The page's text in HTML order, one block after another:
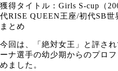
獲得タイトル：Girls S-cup（
代RISE QUEEN王座/初代SB世
まとめ
今回は、「絶対女王」と評さ
ーナ選手の幼少期からのプロ
めました。